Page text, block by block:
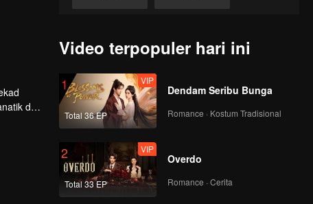
193
195
VIP VIP
197
VIP
dan
Video terpopuler hari ini
1
Total 36 EP
VIP
Dendam Seribu Bunga
Romance · Kostum Tradisional
2
Total 33 EP
VIP
Overdo
Romance · Cerita